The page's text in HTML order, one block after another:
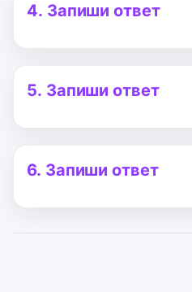
4. Запиши ответ
5. Запиши ответ
6. Запиши ответ